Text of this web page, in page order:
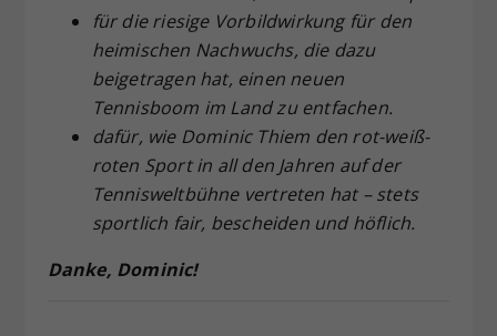
für die riesige Vorbildwirkung für den
heimischen Nachwuchs, die dazu
beigetragen hat, einen neuen
Tennisboom im Land zu entfachen.
dafür, wie Dominic Thiem den rot-weiß-
roten Sport in all den Jahren auf der
Tennisweltbühne vertreten hat – stets
sportlich fair, bescheiden und höflich.
Danke, Dominic!